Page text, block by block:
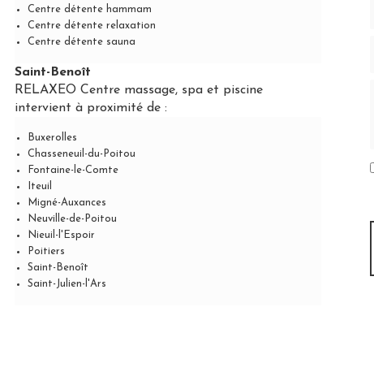
Centre détente hammam
Centre détente relaxation
Centre détente sauna
Saint-Benoît
RELAXEO Centre massage, spa et piscine
intervient à proximité de :
Buxerolles
Chasseneuil-du-Poitou
Fontaine-le-Comte
Iteuil
Migné-Auxances
Neuville-de-Poitou
Nieuil-l'Espoir
Poitiers
Saint-Benoît
Saint-Julien-l'Ars